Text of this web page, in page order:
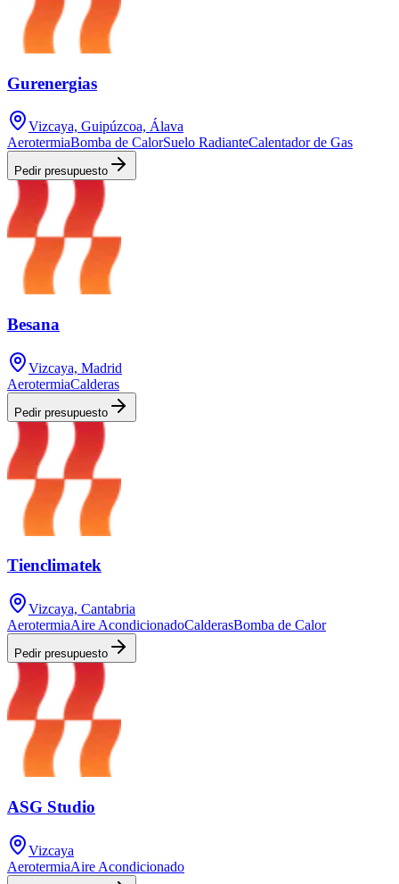
Gurenergias
Vizcaya, Guipúzcoa, Álava
AerotermiaBomba de CalorSuelo RadianteCalentador de Gas
Pedir presupuesto
Besana
Vizcaya, Madrid
AerotermiaCalderas
Pedir presupuesto
Tienclimatek
Vizcaya, Cantabria
AerotermiaAire AcondicionadoCalderasBomba de Calor
Pedir presupuesto
ASG Studio
Vizcaya
AerotermiaAire Acondicionado